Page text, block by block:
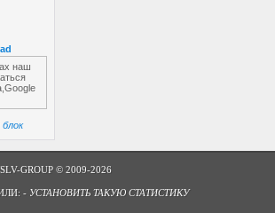
наш
GROUP © 2009-2026
- УСТАНОВИТЬ ТАКУЮ СТАТИСТИКУ